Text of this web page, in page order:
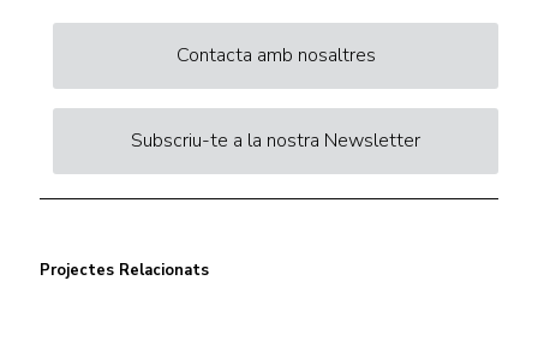
Contacta amb nosaltres
Subscriu-te a la nostra Newsletter
Projectes Relacionats